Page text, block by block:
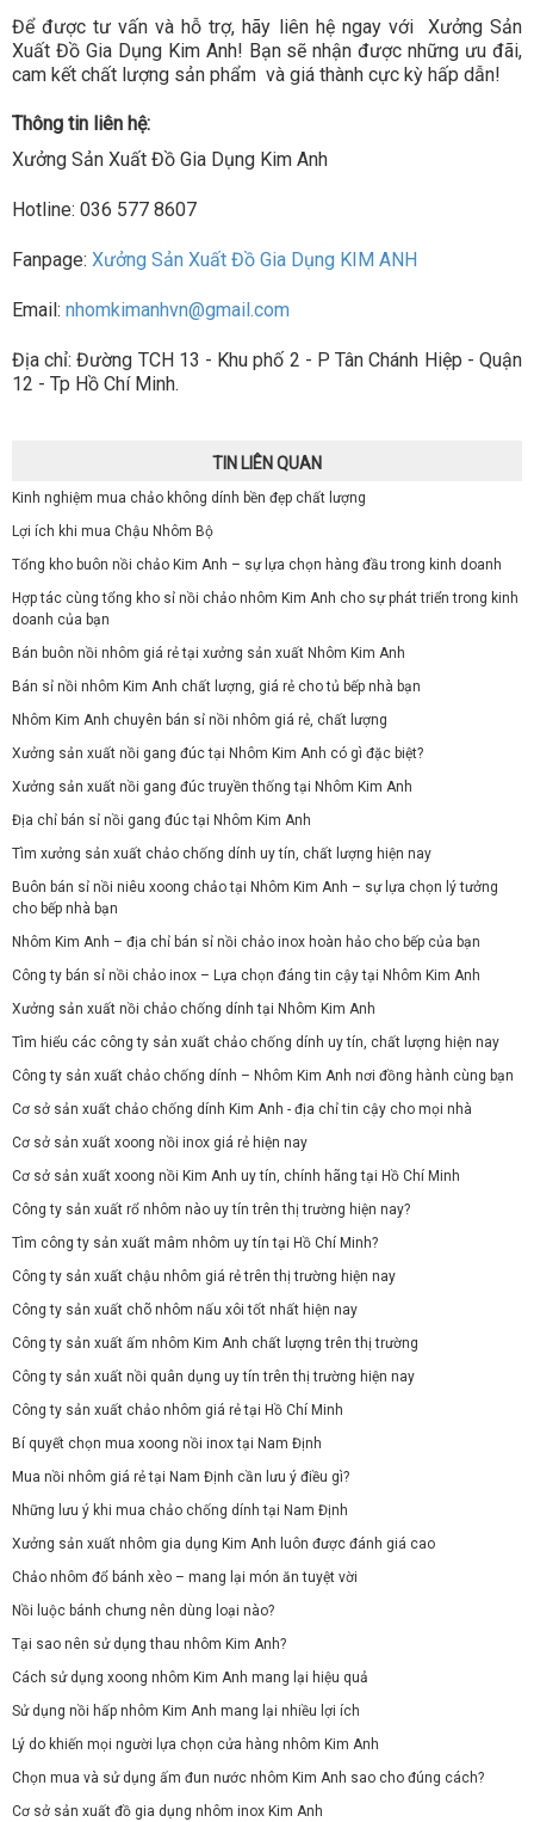
Để được tư vấn và hỗ trợ, hãy liên hệ ngay với Xưởng Sản
Xuất Đồ Gia Dụng Kim Anh! Bạn sẽ nhận được những ưu đãi,
cam kết chất lượng sản phẩm và giá thành cực kỳ hấp dẫn!
Thông tin liên hệ:
Xưởng Sản Xuất Đồ Gia Dụng Kim Anh
Hotline: 036 577 8607
Fanpage: Xưởng Sản Xuất Đồ Gia Dụng KIM ANH
Email: nhomkimanhvn@gmail.com
Địa chỉ: Đường TCH 13 - Khu phố 2 - P Tân Chánh Hiệp - Quận
12 - Tp Hồ Chí Minh.
TIN LIÊN QUAN
Kinh nghiệm mua chảo không dính bền đẹp chất lượng
Lợi ích khi mua Chậu Nhôm Bộ
Tổng kho buôn nồi chảo Kim Anh – sự lựa chọn hàng đầu trong kinh doanh
Hợp tác cùng tổng kho sỉ nồi chảo nhôm Kim Anh cho sự phát triển trong kinh
doanh của bạn
Bán buôn nồi nhôm giá rẻ tại xưởng sản xuất Nhôm Kim Anh
Bán sỉ nồi nhôm Kim Anh chất lượng, giá rẻ cho tủ bếp nhà bạn
Nhôm Kim Anh chuyên bán sỉ nồi nhôm giá rẻ, chất lượng
Xưởng sản xuất nồi gang đúc tại Nhôm Kim Anh có gì đặc biệt?
Xưởng sản xuất nồi gang đúc truyền thống tại Nhôm Kim Anh
Địa chỉ bán sỉ nồi gang đúc tại Nhôm Kim Anh
Tìm xưởng sản xuất chảo chống dính uy tín, chất lượng hiện nay
Buôn bán sỉ nồi niêu xoong chảo tại Nhôm Kim Anh – sự lựa chọn lý tưởng
cho bếp nhà bạn
Nhôm Kim Anh – địa chỉ bán sỉ nồi chảo inox hoàn hảo cho bếp của bạn
Công ty bán sỉ nồi chảo inox – Lựa chọn đáng tin cậy tại Nhôm Kim Anh
Xưởng sản xuất nồi chảo chống dính tại Nhôm Kim Anh
Tìm hiểu các công ty sản xuất chảo chống dính uy tín, chất lượng hiện nay
Công ty sản xuất chảo chống dính – Nhôm Kim Anh nơi đồng hành cùng bạn
Cơ sở sản xuất chảo chống dính Kim Anh - địa chỉ tin cậy cho mọi nhà
Cơ sở sản xuất xoong nồi inox giá rẻ hiện nay
Cơ sở sản xuất xoong nồi Kim Anh uy tín, chính hãng tại Hồ Chí Minh
Công ty sản xuất rổ nhôm nào uy tín trên thị trường hiện nay?
Tìm công ty sản xuất mâm nhôm uy tín tại Hồ Chí Minh?
Công ty sản xuất chậu nhôm giá rẻ trên thị trường hiện nay
Công ty sản xuất chõ nhôm nấu xôi tốt nhất hiện nay
Công ty sản xuất ấm nhôm Kim Anh chất lượng trên thị trường
Công ty sản xuất nồi quân dụng uy tín trên thị trường hiện nay
Công ty sản xuất chảo nhôm giá rẻ tại Hồ Chí Minh
Bí quyết chọn mua xoong nồi inox tại Nam Định
Mua nồi nhôm giá rẻ tại Nam Định cần lưu ý điều gì?
Những lưu ý khi mua chảo chống dính tại Nam Định
Xưởng sản xuất nhôm gia dụng Kim Anh luôn được đánh giá cao
Chảo nhôm đổ bánh xèo – mang lại món ăn tuyệt vời
Nồi luộc bánh chưng nên dùng loại nào?
Tại sao nên sử dụng thau nhôm Kim Anh?
Cách sử dụng xoong nhôm Kim Anh mang lại hiệu quả
Sử dụng nồi hấp nhôm Kim Anh mang lại nhiều lợi ích
Lý do khiến mọi người lựa chọn cửa hàng nhôm Kim Anh
Chọn mua và sử dụng ấm đun nước nhôm Kim Anh sao cho đúng cách?
Cơ sở sản xuất đồ gia dụng nhôm inox Kim Anh